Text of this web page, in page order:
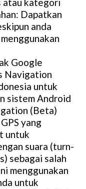
atau kategori
Dapatkan
anda
Google
Navigation
untuk
sistem Android
(Beta)
yang
untuk
suara (turn-
sebagai salah
menggunakan
untuk